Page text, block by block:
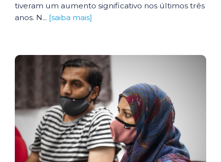
tiveram um aumento significativo nos últimos três
anos. N... [saiba mais]